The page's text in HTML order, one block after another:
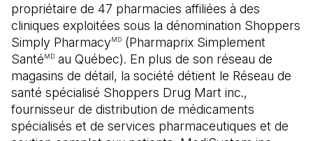
propriétaire de 47 pharmacies affiliées à des
cliniques exploitées sous la dénomination Shoppers
Simply PharmacyMD (Pharmaprix Simplement
SantéMD au Québec). En plus de son réseau de
magasins de détail, la société détient le Réseau de
santé spécialisé Shoppers Drug Mart inc.,
fournisseur de distribution de médicaments
spécialisés et de services pharmaceutiques et de